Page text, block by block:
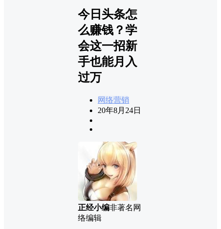
今日头条怎
么赚钱？学
会这一招新
手也能月入
过万
网络营销
20年8月24日
正经小编非著名网
络编辑